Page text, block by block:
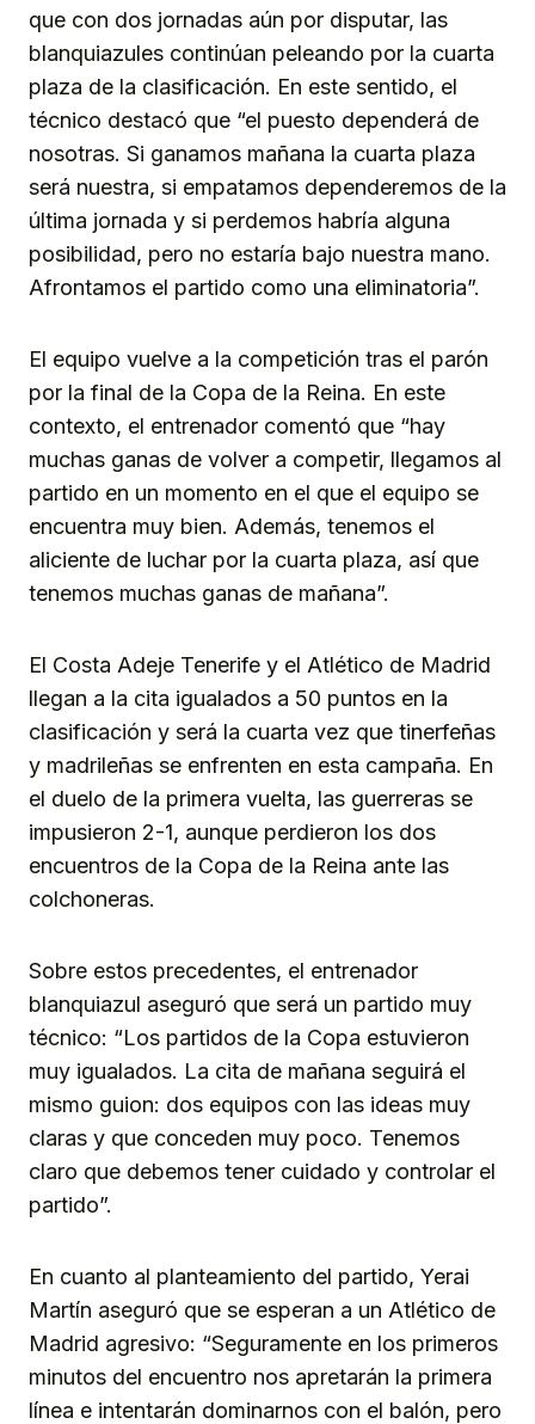
que con dos jornadas aún por disputar, las
blanquiazules continúan peleando por la cuarta
plaza de la clasificación. En este sentido, el
técnico destacó que “el puesto dependerá de
nosotras. Si ganamos mañana la cuarta plaza
será nuestra, si empatamos dependeremos de la
última jornada y si perdemos habría alguna
posibilidad, pero no estaría bajo nuestra mano.
Afrontamos el partido como una eliminatoria”.
El equipo vuelve a la competición tras el parón
por la final de la Copa de la Reina. En este
contexto, el entrenador comentó que “hay
muchas ganas de volver a competir, llegamos al
partido en un momento en el que el equipo se
encuentra muy bien. Además, tenemos el
aliciente de luchar por la cuarta plaza, así que
tenemos muchas ganas de mañana”.
El Costa Adeje Tenerife y el Atlético de Madrid
llegan a la cita igualados a 50 puntos en la
clasificación y será la cuarta vez que tinerfeñas
y madrileñas se enfrenten en esta campaña. En
el duelo de la primera vuelta, las guerreras se
impusieron 2-1, aunque perdieron los dos
encuentros de la Copa de la Reina ante las
colchoneras.
Sobre estos precedentes, el entrenador
blanquiazul aseguró que será un partido muy
técnico: “Los partidos de la Copa estuvieron
muy igualados. La cita de mañana seguirá el
mismo guion: dos equipos con las ideas muy
claras y que conceden muy poco. Tenemos
claro que debemos tener cuidado y controlar el
partido”.
En cuanto al planteamiento del partido, Yerai
Martín aseguró que se esperan a un Atlético de
Madrid agresivo: “Seguramente en los primeros
minutos del encuentro nos apretarán la primera
línea e intentarán dominarnos con el balón, pero